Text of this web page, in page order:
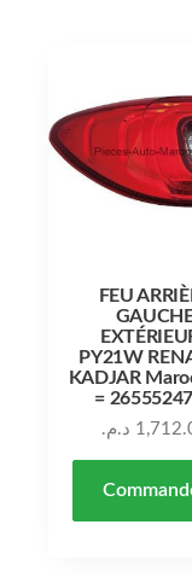
FEU
PY21W
KADJAR
=
د.م.